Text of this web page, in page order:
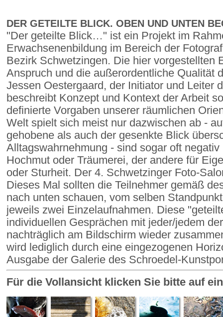
DER GETEILTE BLICK. OBEN UND UNTEN
"Der geteilte Blick…" ist ein Projekt im
Erwachsenenbildung im Bereich der
Bezirk Schwetzingen. Die hier vorgestellten
Anspruch und die außerordentliche Qualität
Jessen Oestergaard, der Initiator und Leiter
beschreibt Konzept und Kontext der Arbeit
definierte Vorgaben unserer räumlichen
Welt spielt sich meist nur dazwischen ab -
gehobene als auch der gesenkte Blick
Alltagswahrnehmung - sind sogar oft
Hochmut oder Träumerei, der andere für
oder Sturheit. Der 4. Schwetzinger Foto-
Dieses Mal sollten die Teilnehmer gemäß
nach unten schauen, vom selben
jeweils zwei Einzelaufnahmen. Diese
individuellen Gesprächen mit jeder/jedem
nachträglich am Bildschirm wieder
wird lediglich durch eine eingezogenen
Ausgabe der Galerie des Schroedel-
Für die Vollansicht klicken Sie bitte auf